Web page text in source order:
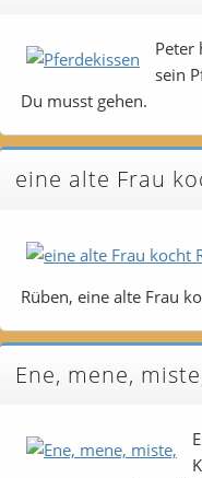
Peter
sein
Du musst gehen.
eine alte Frau
Rüben, eine alte Frau
Ene, mene,